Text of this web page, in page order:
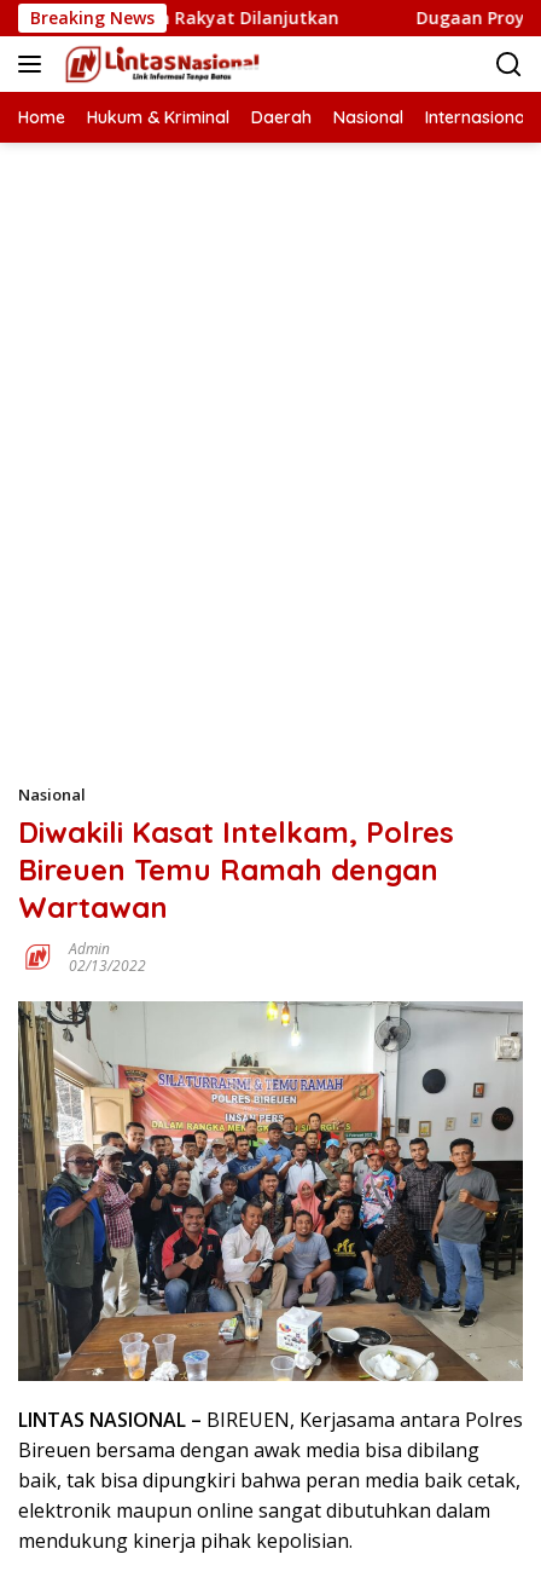
Langsung
ke
konten
Breaking News
Sawah Rakyat Dilanjutkan Dugaan Proyek Aneuk
Home Hukum & Kriminal Daerah Nasional Internasional
Nasional
Diwakili Kasat Intelkam, Polres
Bireuen Temu Ramah dengan
Wartawan
Admin
02/13/2022
LINTAS NASIONAL – BIREUEN, Kerjasama antara Polres
Bireuen bersama dengan awak media bisa dibilang
baik, tak bisa dipungkiri bahwa peran media baik cetak,
elektronik maupun online sangat dibutuhkan dalam
mendukung kinerja pihak kepolisian.